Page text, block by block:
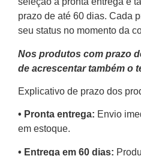
prazo de até 60 dias. Cada
seu status no momento da
Nos produtos com prazo
de acrescentar também o
Explicativo de prazo dos
•⁠ ⁠Pronta entrega: Envio
em estoque.
•⁠ Entrega em 60 dias: